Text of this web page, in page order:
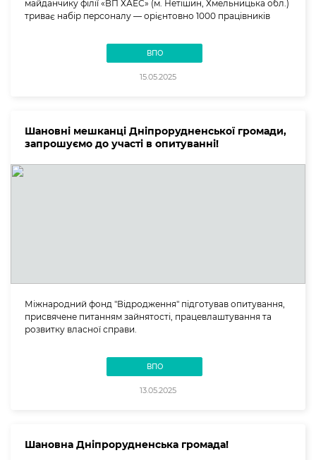
майданчику філії «ВП ХАЕС» (м. Нетішин, Хмельницька обл.)
триває набір персоналу — орієнтовно 1000 працівників
ВПО
15.05.2025
Шановні мешканці Дніпрорудненської громади,
запрошуємо до участі в опитуванні!
Міжнародний фонд "Відродження" підготував опитування,
присвячене питанням зайнятості, працевлаштування та
розвитку власної справи.
ВПО
13.05.2025
Шановна Дніпрорудненська громада!